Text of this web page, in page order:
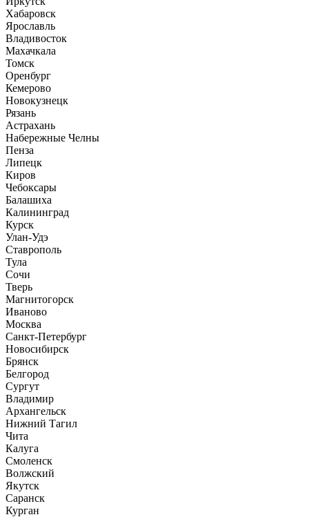
Хабаровск
Ярославль
Владивосток
Махачкала
Томск
Оренбург
Кемерово
Новокузнецк
Рязань
Астрахань
Набережные Челны
Пенза
Липецк
Киров
Чебоксары
Балашиха
Калининград
Курск
Улан-Удэ
Ставрополь
Тула
Сочи
Тверь
Магнитогорск
Иваново
Москва
Санкт-Петербург
Новосибирск
Брянск
Белгород
Сургут
Владимир
Архангельск
Нижний Тагил
Чита
Калуга
Смоленск
Волжский
Якутск
Саранск
Курган